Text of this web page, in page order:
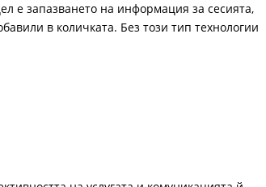
е запазването на информация за сесията,
в количката. Без този тип технологии